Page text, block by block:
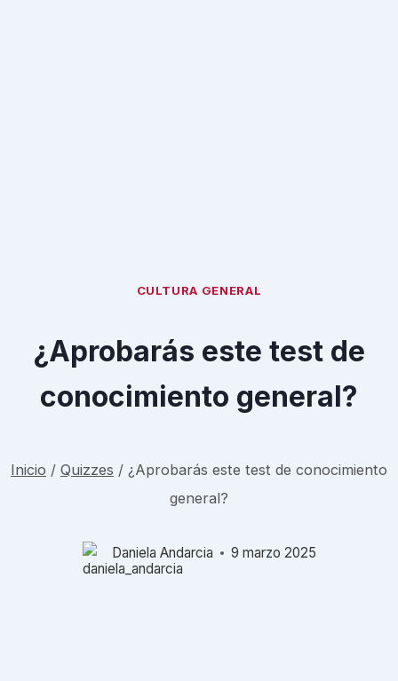
CULTURA GENERAL
¿Aprobarás este test de
conocimiento general?
Inicio / Quizzes / ¿Aprobarás este test de conocimiento
general?
Daniela Andarcia 9 marzo 2025